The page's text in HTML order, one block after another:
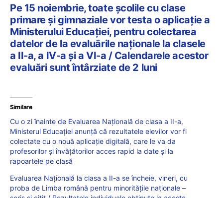
Pe 15 noiembrie, toate școlile cu clase
primare și gimnaziale vor testa o aplicație a
Ministerului Educației, pentru colectarea
datelor de la evaluările naționale la clasele
a II-a, a IV-a și a VI-a / Calendarele acestor
evaluări sunt întârziate de 2 luni
Similare
Cu o zi înainte de Evaluarea Națională de clasa a II-a,
Ministerul Educației anunță că rezultatele elevilor vor fi
colectate cu o nouă aplicație digitală, care le va da
profesorilor și învățătorilor acces rapid la date și la
rapoartele pe clasă
Evaluarea Națională la clasa a II-a se încheie, vineri, cu
proba de Limba română pentru minoritățile naționale –